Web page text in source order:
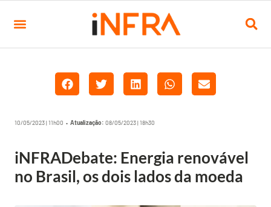
10/05/2023 | 11h00 • Atualização: 08/05/2023 | 18h30
iNFRADebate: Energia renovável
no Brasil, os dois lados da moeda